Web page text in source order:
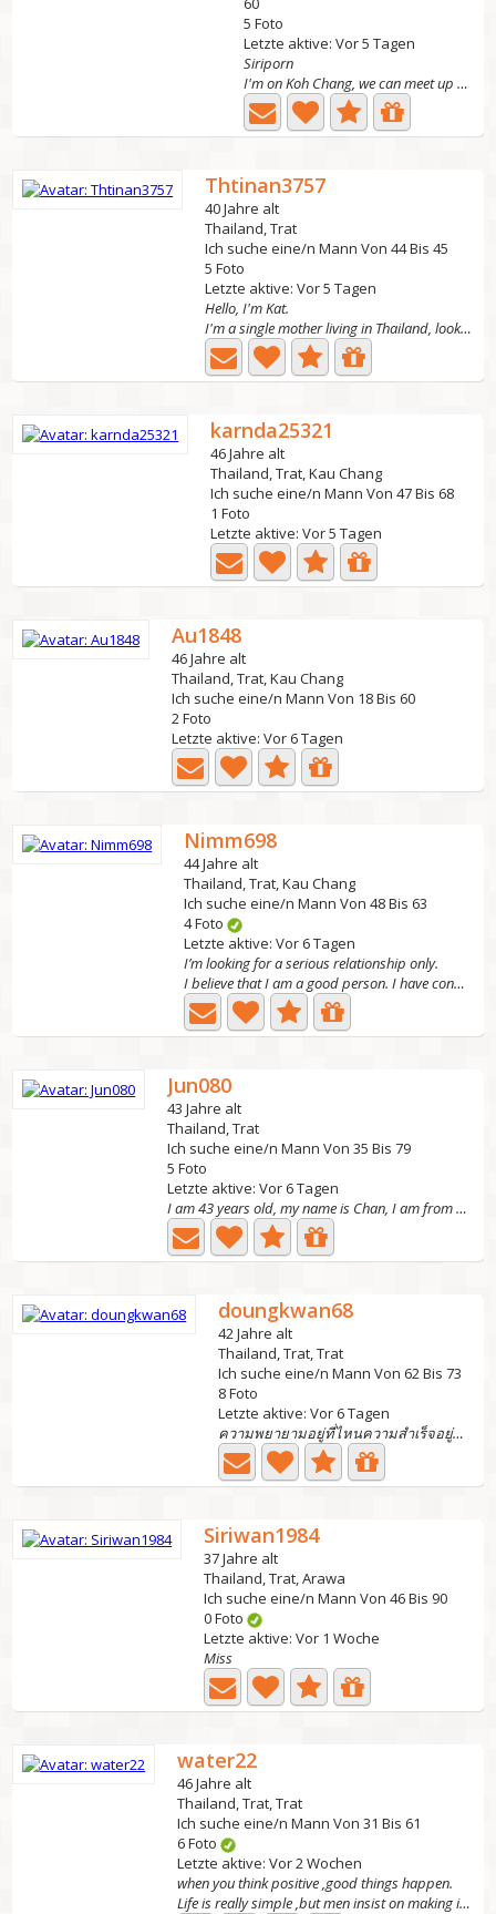
5 Foto
Letzte aktive: Vor 5 Tagen
Siriporn
I'm on Koh Chang, we can meet up I like a simple life,...
Thtinan3757
40 Jahre alt
Thailand, Trat
Ich suche eine/n Mann Von 44 Bis 45
5 Foto
Letzte aktive: Vor 5 Tagen
Hello, I'm Kat.
I'm a single mother living in Thailand, looking for a...
karnda25321
46 Jahre alt
Thailand, Trat, Kau Chang
Ich suche eine/n Mann Von 47 Bis 68
1 Foto
Letzte aktive: Vor 5 Tagen
Au1848
46 Jahre alt
Thailand, Trat, Kau Chang
Ich suche eine/n Mann Von 18 Bis 60
2 Foto
Letzte aktive: Vor 6 Tagen
Nimm698
44 Jahre alt
Thailand, Trat, Kau Chang
Ich suche eine/n Mann Von 48 Bis 63
4 Foto
Letzte aktive: Vor 6 Tagen
I’m looking for a serious relationship only.
I believe that I am a good person. I have confidence in...
Jun080
43 Jahre alt
Thailand, Trat
Ich suche eine/n Mann Von 35 Bis 79
5 Foto
Letzte aktive: Vor 6 Tagen
I am 43 years old, my name is Chan, I am from Thailand, I...
doungkwan68
42 Jahre alt
Thailand, Trat, Trat
Ich suche eine/n Mann Von 62 Bis 73
8 Foto
Letzte aktive: Vor 6 Tagen
ความพยายามอยู่ที่ไหนความสำเร็จอยู่ที่นั่น
Siriwan1984
37 Jahre alt
Thailand, Trat, Arawa
Ich suche eine/n Mann Von 46 Bis 90
0 Foto
Letzte aktive: Vor 1 Woche
Miss
water22
46 Jahre alt
Thailand, Trat, Trat
Ich suche eine/n Mann Von 31 Bis 61
6 Foto
Letzte aktive: Vor 2 Wochen
when you think positive ,good things happen.
Life is really simple ,but men insist on making is...